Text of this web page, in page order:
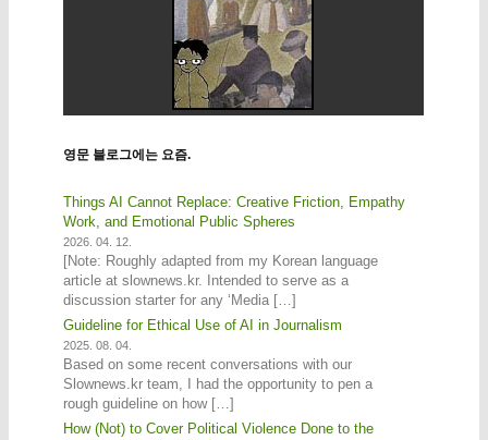
영문 블로그에는 요즘.
Things AI Cannot Replace: Creative Friction, Empathy
Work, and Emotional Public Spheres
2026. 04. 12.
[Note: Roughly adapted from my Korean language
article at slownews.kr. Intended to serve as a
discussion starter for any ‘Media […]
Guideline for Ethical Use of AI in Journalism
2025. 08. 04.
Based on some recent conversations with our
Slownews.kr team, I had the opportunity to pen a
rough guideline on how […]
How (Not) to Cover Political Violence Done to the